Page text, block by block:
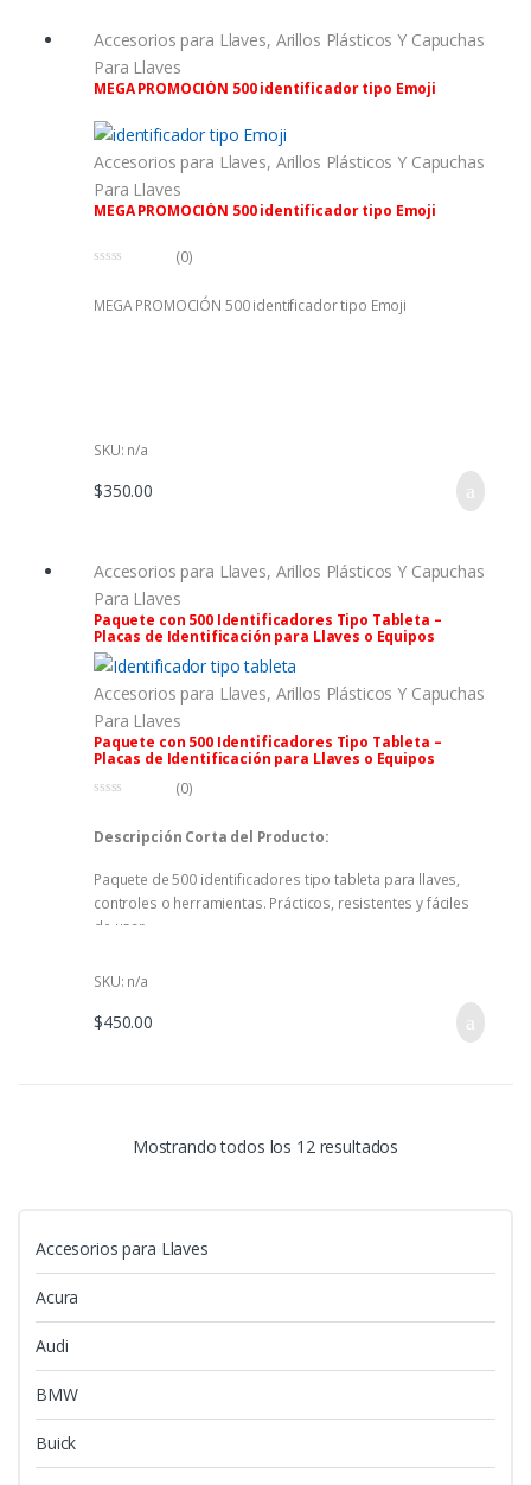
Accesorios para Llaves, Arillos Plásticos Y Capuchas
Para Llaves
MEGA PROMOCIÓN 500 identificador tipo Emoji
Accesorios para Llaves, Arillos Plásticos Y Capuchas
Para Llaves
MEGA PROMOCIÓN 500 identificador tipo Emoji
u
(0)
MEGA PROMOCIÓN 500 identificador tipo Emoji
SKU: n/a
$350.00
Accesorios para Llaves, Arillos Plásticos Y Capuchas
Para Llaves
Paquete con 500 Identificadores Tipo Tableta –
Placas de Identificación para Llaves o Equipos
Accesorios para Llaves, Arillos Plásticos Y Capuchas
Para Llaves
Paquete con 500 Identificadores Tipo Tableta –
Placas de Identificación para Llaves o Equipos
u
a
e
5
(0)
Descripción Corta del Producto:
Paquete de 500 identificadores tipo tableta para llaves,
controles o herramientas. Prácticos, resistentes y fáciles
de usar.
SKU: n/a
$450.00
Mostrando todos los 12 resultados
Accesorios para Llaves
Acura
Audi
BMW
Buick